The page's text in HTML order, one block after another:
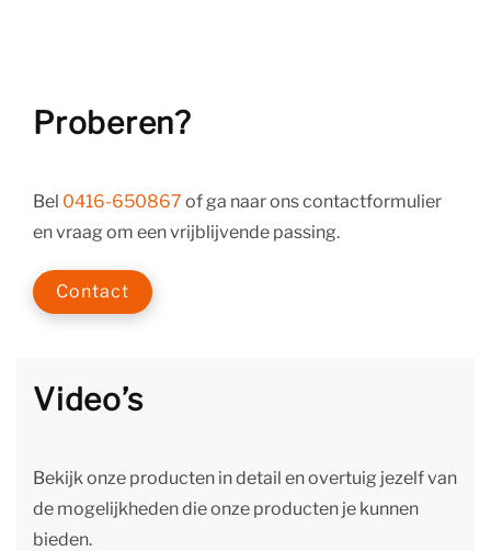
Proberen?
Bel 0416-650867 of ga naar ons contactformulier
en vraag om een vrijblijvende passing.
Contact
Video’s
Bekijk onze producten in detail en overtuig jezelf van
de mogelijkheden die onze producten je kunnen
bieden.